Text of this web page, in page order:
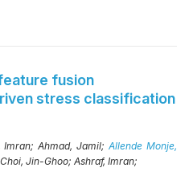
fusion
stress classification
Imran;Ahmad, Jamil;Allende Monje,
Choi, Jin-Ghoo; Ashraf, Imran;